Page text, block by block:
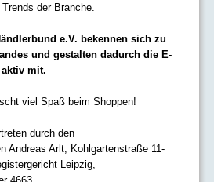
der Branche.
e.V. bekennen sich zu
und gestalten dadurch die E-
mit.
viel Spaß beim Shoppen!
durch den
Andreas Arlt, Kohlgartenstraße 11-
Leipzig,